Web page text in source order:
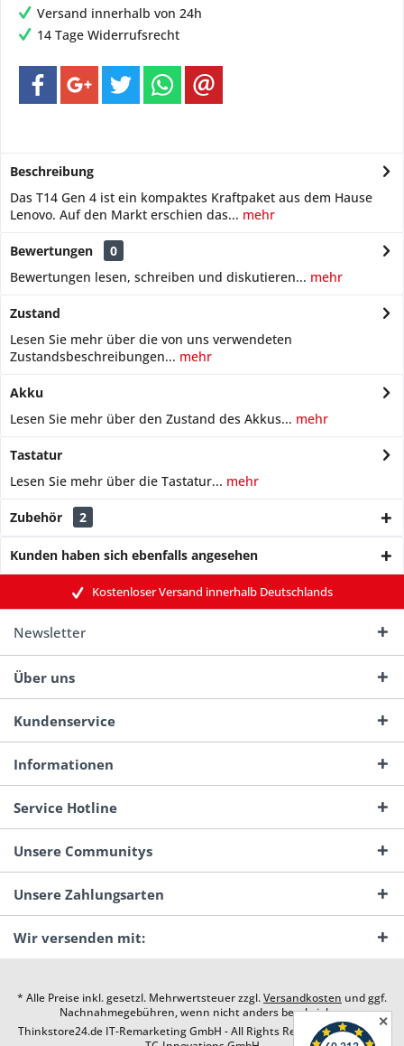
Versand innerhalb von 24h
14 Tage Widerrufsrecht
Beschreibung
Das T14 Gen 4 ist ein kompaktes Kraftpaket aus dem Hause
Lenovo. Auf den Markt erschien das... mehr
Bewertungen
0
Bewertungen lesen, schreiben und diskutieren... mehr
Zustand
Lesen Sie mehr über die von uns verwendeten
Zustandsbeschreibungen... mehr
Akku
Lesen Sie mehr über den Zustand des Akkus... mehr
Tastatur
Lesen Sie mehr über die Tastatur... mehr
Zubehör 2
Kunden haben sich ebenfalls angesehen
Kostenloser Versand innerhalb Deutschlands
Newsletter
Über uns
Kundenservice
Informationen
Service Hotline
Unsere Communitys
Unsere Zahlungsarten
Wir versenden mit:
* Alle Preise inkl. gesetzl. Mehrwertsteuer zzgl.Versandkosten und ggf.
Nachnahmegebühren, wenn nicht anders beschrieben
Thinkstore24.de IT-Remarketing GmbH - All Rights Reserved. Design by
✕